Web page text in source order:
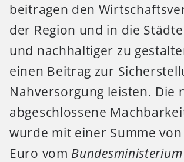
beitragen den
der Region und in die
und nachhaltiger zu
einen Beitrag zur
Nahversorgung leisten. Die
abgeschlossene
wurde mit einer Summe von
Euro vom